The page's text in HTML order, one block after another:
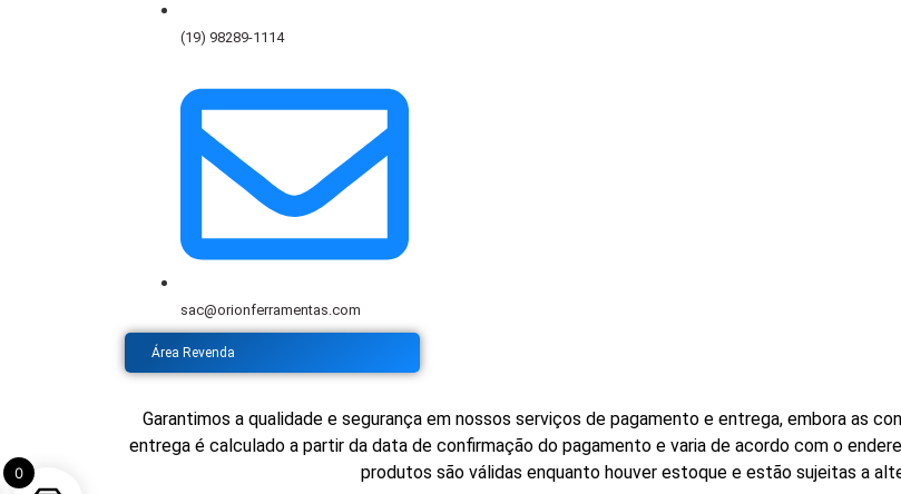
(19) 98289-1114
sac@orionferramentas.com
Área Revenda
Garantimos a qualidade e segurança em nossos serviços de pagamento e entrega, embora as
entrega é calculado a partir da data de confirmação do pagamento e varia de acordo com o
produtos são válidas enquanto houver estoque e estão sujeitas a
0